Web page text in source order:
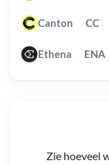
Zie hoeveel
Canton CC
Ethena ENA